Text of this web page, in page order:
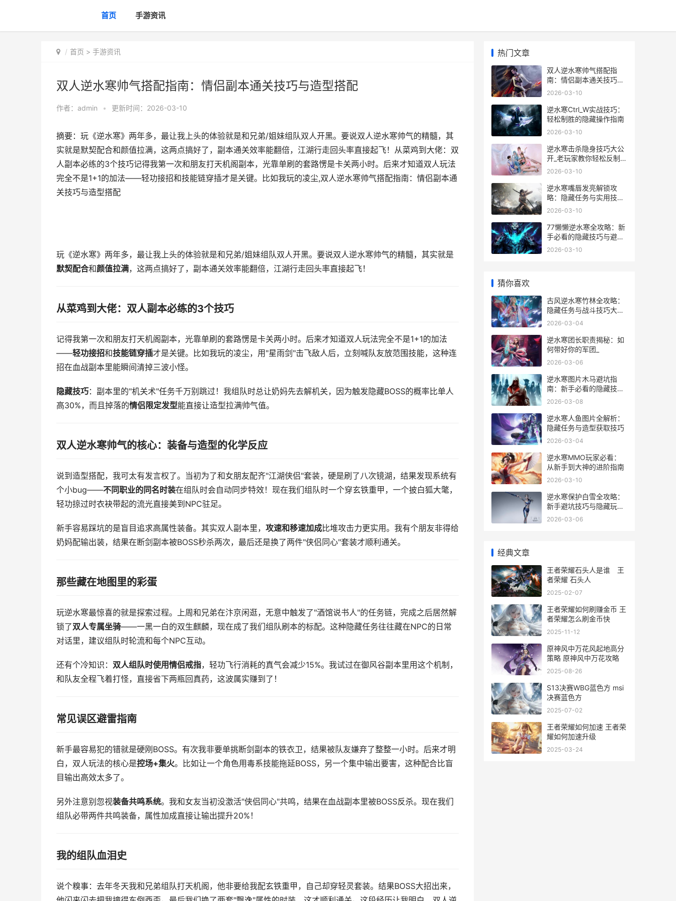
首页 手游资讯
首页 > 手游资讯
双人逆水寒帅气搭配指南：情侣副本通关技巧与造型搭配
作者： admin • 更新时间：2026-03-10
摘要：玩《逆水寒》两年多，最让我上头的体验就是和兄弟/姐妹组队双人开黑。要说双人逆水寒帅气的精髓，其
实就是默契配合和颜值拉满，这两点搞好了，副本通关效率能翻倍，江湖行走回头率直接起飞！从菜鸡到大佬：双
人副本必练的3个技巧记得我第一次和朋友打天机阁副本，光靠单刷的套路愣是卡关两小时。后来才知道双人玩法
完全不是1+1的加法——轻功接招和技能链穿插才是关键。比如我玩的凌尘,双人逆水寒帅气搭配指南：情侣副本通
关技巧与造型搭配
玩《逆水寒》两年多，最让我上头的体验就是和兄弟/姐妹组队双人开黑。要说双人逆水寒帅气的精髓，其实就是
默契配合和颜值拉满，这两点搞好了，副本通关效率能翻倍，江湖行走回头率直接起飞！
从菜鸡到大佬：双人副本必练的3个技巧
记得我第一次和朋友打天机阁副本，光靠单刷的套路愣是卡关两小时。后来才知道双人玩法完全不是1+1的加法
——轻功接招和技能链穿插才是关键。比如我玩的凌尘，用"星雨剑"击飞敌人后，立刻喊队友放范围技能，这种连
招在血战副本里能瞬间清掉三波小怪。
隐藏技巧：副本里的"机关术"任务千万别跳过！我组队时总让奶妈先去解机关，因为触发隐藏BOSS的概率比单人
高30%，而且掉落的情侣限定发型能直接让造型拉满帅气值。
双人逆水寒帅气的核心：装备与造型的化学反应
说到造型搭配，我可太有发言权了。当初为了和女朋友配齐"江湖侠侣"套装，硬是刷了八次镜湖，结果发现系统有
个小bug——不同职业的同名时装在组队时会自动同步特效！现在我们组队时一个穿玄铁重甲，一个披白狐大氅，
轻功掠过时衣袂带起的流光直接美到NPC驻足。
新手容易踩坑的是盲目追求高属性装备。其实双人副本里， 攻速和移速加成比堆攻击力更实用。我有个朋友非得给
奶妈配输出装，结果在断剑副本被BOSS秒杀两次，最后还是换了两件"侠侣同心"套装才顺利通关。
那些藏在地图里的彩蛋
玩逆水寒最惊喜的就是探索过程。上周和兄弟在汴京闲逛，无意中触发了"酒馆说书人"的任务链，完成之后居然解
锁了双人专属坐骑——一黑一白的双生麒麟，现在成了我们组队刷本的标配。这种隐藏任务往往藏在NPC的日常
对话里，建议组队时轮流和每个NPC互动。
还有个冷知识： 双人组队时使用情侣戒指，轻功飞行消耗的真气会减少15%。我试过在御风谷副本里用这个机制，
和队友全程飞着打怪，直接省下两瓶回真药，这波属实赚到了！
常见误区避雷指南
新手最容易犯的错就是硬刚BOSS。有次我非要单挑断剑副本的铁衣卫，结果被队友嫌弃了整整一小时。后来才明
白，双人玩法的核心是控场+集火。比如让一个角色用毒系技能拖延BOSS，另一个集中输出要害，这种配合比盲
目输出高效太多了。
另外注意别忽视装备共鸣系统。我和女友当初没激活"侠侣同心"共鸣，结果在血战副本里被BOSS反杀。现在我们
组队必带两件共鸣装备，属性加成直接让输出提升20%！
我的组队血泪史
说个糗事：去年冬天我和兄弟组队打天机阁，他非要给我配玄铁重甲，自己却穿轻灵套装。结果BOSS大招出来，
热门文章
双人逆水寒帅气搭配指
南：情侣副本通关技巧与
造型搭配
2026-03-10
逆水寒Ctrl_W实战技巧：
轻松制胜的隐藏操作指南
2026-03-10
逆水寒击杀隐身技巧大公
开_老玩家教你轻松反制隐
身BOSS
2026-03-10
逆水寒嘴唇发亮解锁攻
略：隐藏任务与实用技巧
全解析
2026-03-10
77懒懒逆水寒全攻略：新
手必看的隐藏技巧与避坑
指南
2026-03-10
猜你喜欢
古风逆水寒竹林全攻略：
隐藏任务与战斗技巧大揭
秘
2026-03-04
逆水寒团长职责揭秘：如
何带好你的军团_
2026-03-06
逆水寒图片木马避坑指
南：新手必看的隐藏技巧
与安全玩法
2026-03-08
逆水寒人鱼图片全解析：
隐藏任务与造型获取技巧
2026-03-04
逆水寒MMO玩家必看：
从新手到大神的进阶指南
2026-03-10
逆水寒保护白雪全攻略：
新手避坑技巧与隐藏玩法
揭秘
2026-03-06
经典文章
王者荣耀石头人是谁 王
者荣耀 石头人
2025-02-07
王者荣耀如何刷赚金币 王
者荣耀怎么刷金币快
2025-11-12
原神风中万花风起地高分
策略 原神风中万花攻略
2025-08-26
S13决赛WBG蓝色方 msi
决赛蓝色方
2025-07-02
王者荣耀如何加速 王者荣
耀如何加速升级
2025-03-24